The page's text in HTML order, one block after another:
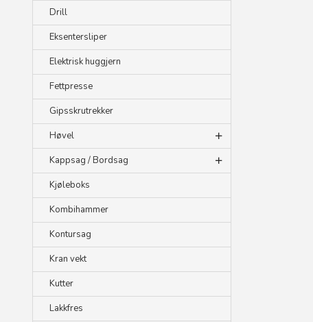
Drill
Eksentersliper
Elektrisk huggjern
Fettpresse
Gipsskrutrekker
Høvel
Kappsag / Bordsag
Kjøleboks
Kombihammer
Kontursag
Kran vekt
Kutter
Lakkfres